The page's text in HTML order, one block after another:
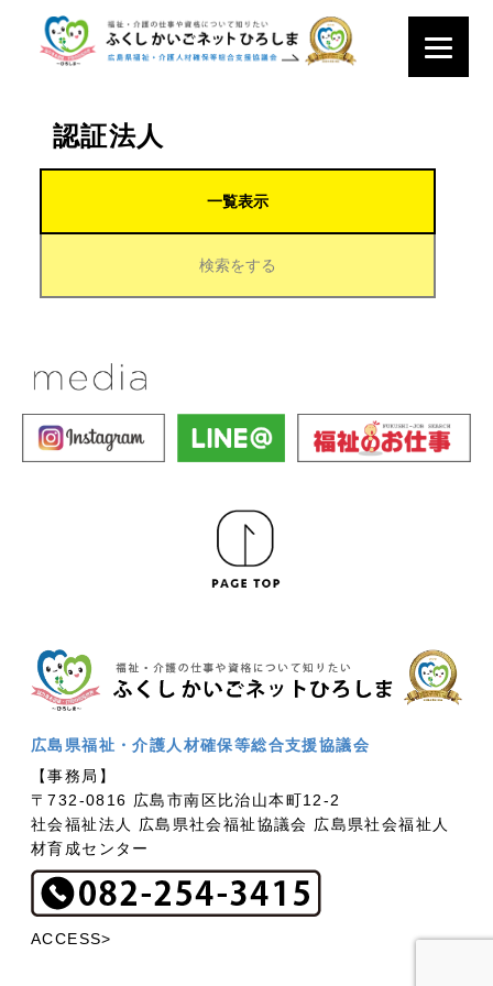
認証法人
一覧表示
検索をする
広島県福祉・介護人材確保等総合支援協議会
【事務局】
〒732-0816 広島市南区比治山本町12-2
社会福祉法人 広島県社会福祉協議会 広島県社会福祉人
材育成センター
ACCESS>